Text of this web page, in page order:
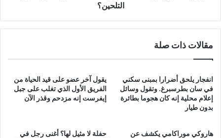
التلحين؟
مقالات ذات صلة
انفجار يلحق أضرارا بمبنى سكني
في سان بطرسبرغ. وتقول وسائل
إعلام محلية إنه كان هجوما بطائرة
بدون طيار
يقول آخر عضو على قيد الحياة من
الفريق الأول الذي تغلب على جبل
إيفرست إنه مزدحم وقذر الآن
هاروكي موراكامي يكشف عن
حفلة لا مثيل لها؟ أغنى رجل في